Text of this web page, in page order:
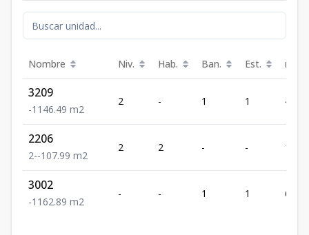
Nombre Niv. Hab. Ban. Est. m²
3209
-1 1 46.49 m2
2 - 1 1 46.49
2206
2--107.99 m2
2 2 - -
3002
-1 1 62.89 m2
- - 1 1 62.89